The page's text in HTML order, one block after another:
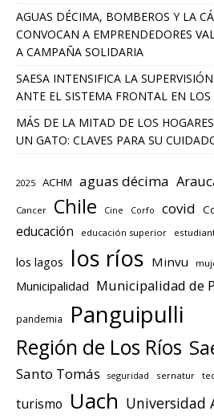
AGUAS DÉCIMA, BOMBEROS Y LA
CONVOCAN A EMPRENDEDORES
A CAMPAÑA SOLIDARIA
SAESA INTENSIFICA LA
ANTE EL SISTEMA FRONTAL EN LOS
MÁS DE LA MITAD DE LOS
UN GATO: CLAVES PARA SU
2025 ACHM aguas décima
Cancer Chile Cine Corfo covid
educación educación superior
los lagos los ríos Minvu
Municipalidad Municipalidad de
pandemia Panguipulli
Región de Los Ríos
Santo Tomás seguridad sernatur
turismo Uach Universidad